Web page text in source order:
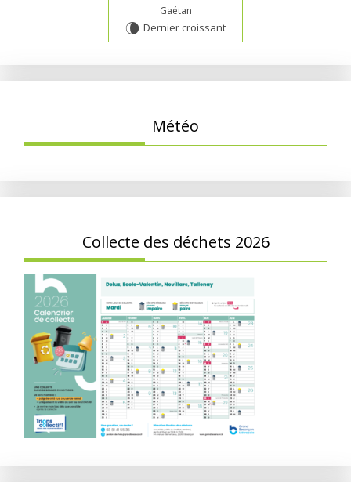
Gaétan
V Dernier croissant
Météo
Collecte des déchets 2026